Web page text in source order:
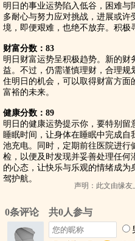
明日的事业运势陷入低谷，困难
多耐心与努力应对挑战，进展或许
境，即便艰难，也绝不放弃。积极
财富分数：83
明日财富运势呈积极趋势。新的
益。不过，仍需谨慎理财，合理规
住明日的机会，可以取得财富方面
富裕的未来。
健康分数：89
明日的健康运势提示你，要特别
睡眠时间，让身体在睡眠中完成
池充电。同时，定期前往医院进
检，以便及时发现并妥善处理任
的心态，让快乐与乐观的情绪成
驾护航。
声明：此文由缘友